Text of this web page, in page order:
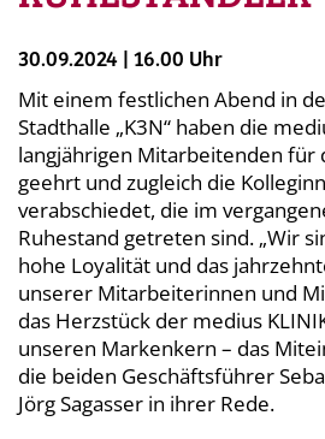
30.09.2024 | 16.00 Uhr
Mit einem festlichen Abend in
Stadthalle „K3N“ haben die
langjährigen Mitarbeitenden für
geehrt und zugleich die
verabschiedet, die im
Ruhestand getreten sind. „Wir
hohe Loyalität und das
unserer Mitarbeiterinnen und
das Herzstück der medius
unseren Markenkern – das
die beiden Geschäftsführer
Jörg Sagasser in ihrer Rede.